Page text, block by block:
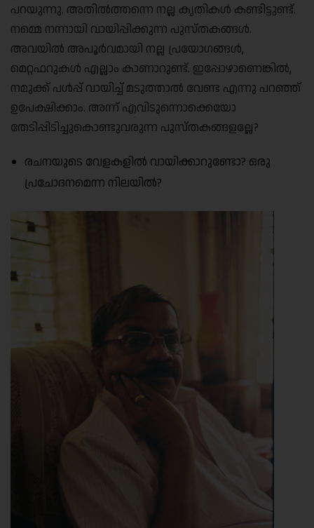
പറയുന്നു. അതിൽത്തന്നെ നല്ല കൃതികൾ കണ്ടിട്ടുണ്ട്.
നമ്മെ നന്നായി വായിപ്പിക്കുന്ന പുസ്തകങ്ങൾ.
അവയിൽ അപൂർവമായി നല്ല പ്രയോഗങ്ങൾ,
മെറ്റഫറുകൾ എല്ലാം കാണാറുണ്ട്. ഇപ്പോഴാണെങ്കിൽ,
നമുക്ക് പൾപ്പ് വായിച്ച് മടുത്താൽ വേണ്ട എന്നു പറഞ്ഞ്
ഉപേക്ഷിക്കാം. അന്ന് എവിടുന്നൊക്കെയോ
തേടിപ്പിടിച്ചുകൊണ്ടുവരുന്ന പുസ്തകങ്ങളല്ലേ?
രചനയുടെ വേളകളിൽ വായിക്കാറുണ്ടോ? ഒരു
പ്രചോദനമെന്ന നിലയിൽ?